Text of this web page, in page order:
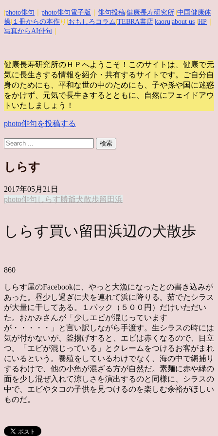
photo俳句 photo俳句電子版 俳句投稿 健康長寿研究所 中国健康体
操 １冊からの本作 り| おもしろコラム TEBRA書店 kaoru |about us HP
写真からAI俳句
健康長寿研究所のＨＰへようこそ！このサイトは、健康で元
気に長生きする情報を紹介・共有するサイトです。
ご自分自
身のためにも、平和な世の中のためにも、子や孫や国に迷惑
をかけず、元気で長生きするとともに、自然にフェイドアウ
トいたしましょう！
photo俳句を投稿する
しらす
2017年05月21日
photo俳句 しらす 勝爺犬散歩留田浜
しらす買い留田浜辺の犬散歩
860
しらす屋のFacebookに、やっと大漁になったとの書き込みが
あった。昼少し過ぎに犬を連れて浜に降りる。茹でたシラス
が大量に干してある。１パック（５００円）だけいただい
た。おかみさんが「少しエビが混じっています
が・・・・・」と言い訳しながら手渡す。生シラスの時には
気が付かないが、釜揚げすると、エビは赤くなるので、目立
つ。「エビが混じっている」とクレームをつけるお客がまれ
にいるという。養殖をしているわけでなく、海の中で網捕り
するわけで、他の小魚が混ざる方が自然だ。素麺に赤や緑の
面を少し混ぜ入れて涼しさを演出するのと同様に、シラスの
中で、エビやタコの子供を見つけるのを楽しむ余裕がほしい
ものだ。